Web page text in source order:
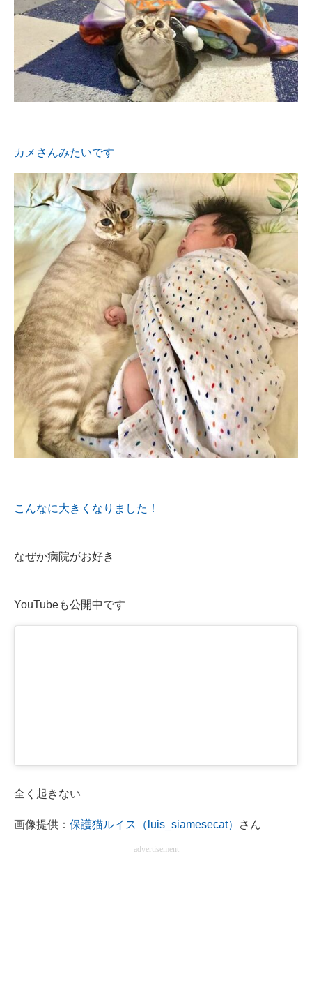
カメさんみたいです
こんなに大きくなりました！
なぜか病院がお好き
YouTubeも公開中です
全く起きない
画像提供： 保護猫ルイス（luis_siamesecat） さん
advertisement